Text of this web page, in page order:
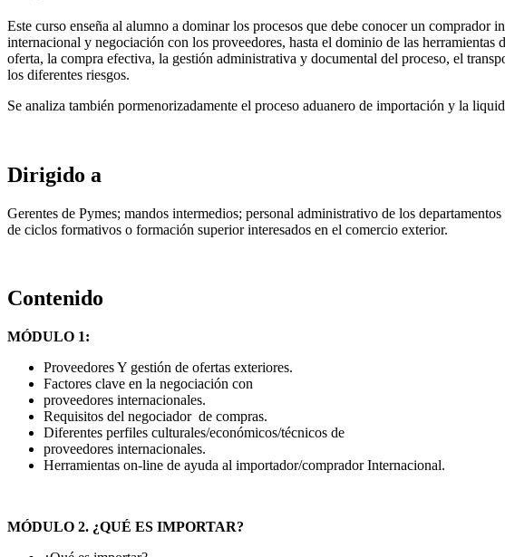
Este curso enseña al alumno a dominar los procesos que debe conocer un comprador
internacional y negociación con los proveedores, hasta el dominio de las
oferta, la compra efectiva, la gestión administrativa y documental del proceso, el
los diferentes riesgos.
Se analiza también pormenorizadamente el proceso aduanero de importación y la
Dirigido a
Gerentes de Pymes; mandos intermedios; personal administrativo de los
de ciclos formativos o formación superior interesados en el comercio exterior.
Contenido
MÓDULO 1:
Proveedores Y gestión de ofertas exteriores.
Factores clave en la negociación con
proveedores internacionales.
Requisitos del negociador de compras.
Diferentes perfiles culturales/económicos/técnicos de
proveedores internacionales.
Herramientas on-line de ayuda al importador/comprador Internacional.
MÓDULO 2. ¿QUÉ ES IMPORTAR?